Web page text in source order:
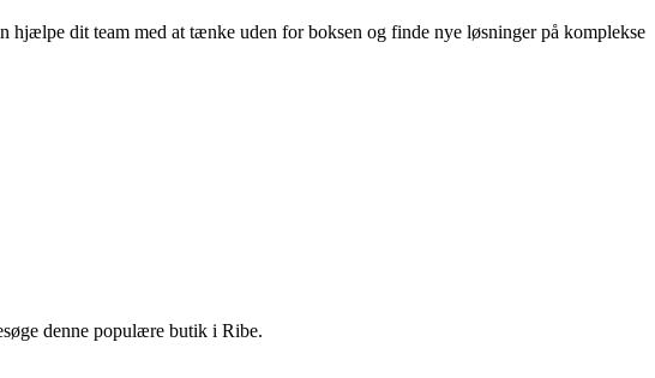
hjælpe dit team med at tænke uden for boksen og finde nye løsninger på komplekse
denne populære butik i Ribe.